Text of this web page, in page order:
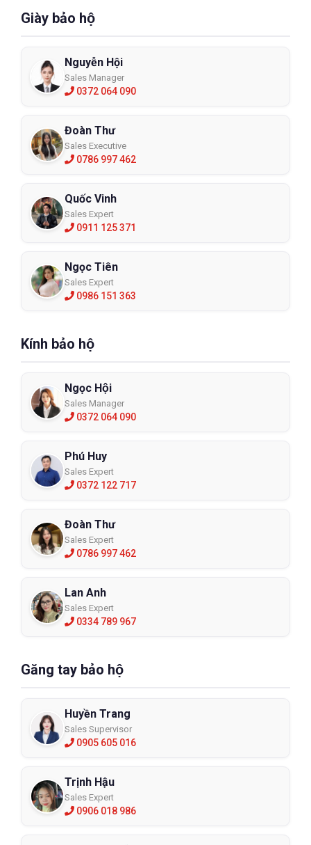
Giày bảo hộ
Nguyễn Hội
Sales Manager
0372 064 090
Đoàn Thư
Sales Executive
0786 997 462
Quốc Vinh
Sales Expert
0911 125 371
Ngọc Tiên
Sales Expert
0986 151 363
Kính bảo hộ
Ngọc Hội
Sales Manager
0372 064 090
Phú Huy
Sales Expert
0372 122 717
Đoàn Thư
Sales Expert
0786 997 462
Lan Anh
Sales Expert
0334 789 967
Găng tay bảo hộ
Huyền Trang
Sales Supervisor
0905 605 016
Trịnh Hậu
Sales Expert
0906 018 986